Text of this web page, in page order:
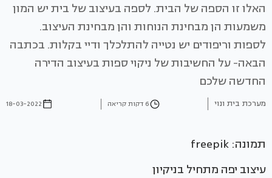
האלו זו הספה של הבית. לספה בעיצוב של בית יש המון
משמעות הן מבחינת הנוחות והן מבחינת העיצוב.
לספות וריפודים יש נטייה להתלכלך ודיי בקלות. בכתבה
הבאה- על החשיבות של ניקוי ספות בעיצוב הדירה
החדשה שלכם
מערכת בית ונוי 6 דקות קריאה 18-03-2022
תמונה: freepik
עיצוב יפה מתחיל בניקיון